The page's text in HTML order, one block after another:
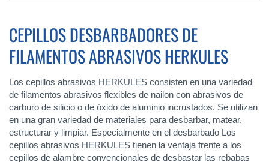
CEPILLOS DESBARBADORES DE
FILAMENTOS ABRASIVOS HERKULES
Los cepillos abrasivos HERKULES consisten en una variedad
de filamentos abrasivos flexibles de nailon con abrasivos de
carburo de silicio o de óxido de aluminio incrustados. Se utilizan
en una gran variedad de materiales para desbarbar, matear,
estructurar y limpiar. Especialmente en el desbarbado Los
cepillos abrasivos HERKULES tienen la ventaja frente a los
cepillos de alambre convencionales de desbastar las rebabas